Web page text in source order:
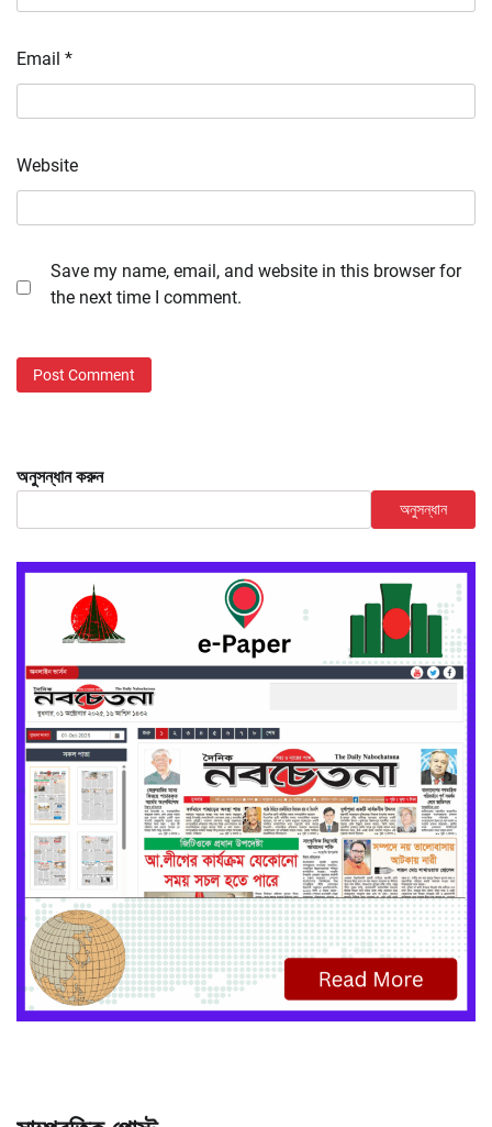
Email *
Website
Save my name, email, and website in this browser for
the next time I comment.
অনুসন্ধান করুন
অনুসন্ধান